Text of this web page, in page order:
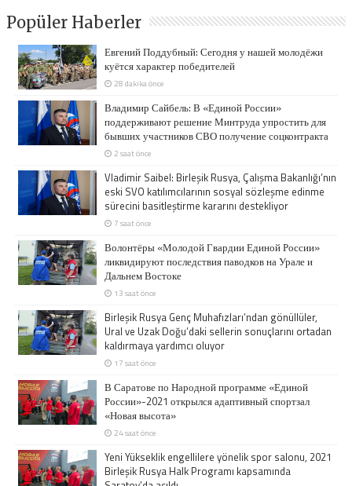
Popüler Haberler
Евгений Поддубный: Сегодня у нашей молодёжи
куётся характер победителей
28 dakika önce
Владимир Сайбель: В «Единой России»
поддерживают решение Минтруда упростить для
бывших участников СВО получение соцконтракта
2 saat önce
Vladimir Saibel: Birleşik Rusya, Çalışma Bakanlığı’nın
eski SVO katılımcılarının sosyal sözleşme edinme
sürecini basitleştirme kararını destekliyor
7 saat önce
Волонтёры «Молодой Гвардии Единой России»
ликвидируют последствия паводков на Урале и
Дальнем Востоке
13 saat önce
Birleşik Rusya Genç Muhafızları’ndan gönüllüler,
Ural ve Uzak Doğu’daki sellerin sonuçlarını ortadan
kaldırmaya yardımcı oluyor
17 saat önce
В Саратове по Народной программе «Единой
России»-2021 открылся адаптивный спортзал
«Новая высота»
24 saat önce
Yeni Yükseklik engellilere yönelik spor salonu, 2021
Birleşik Rusya Halk Programı kapsamında